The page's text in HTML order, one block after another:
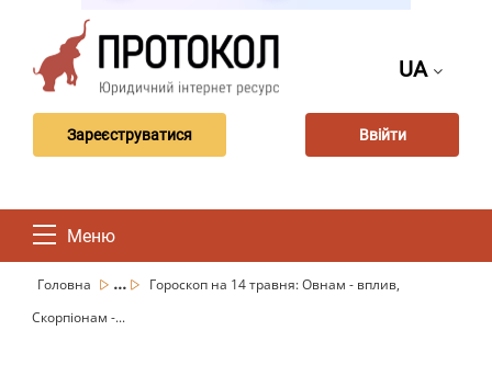
UA
Зареєструватися Ввійти
Меню
Головна ...
Гороскоп на 14 травня: Овнам - вплив,
Скорпіонам -...